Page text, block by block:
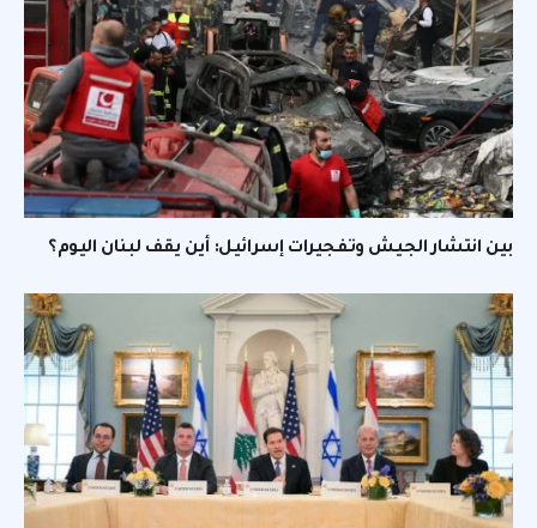
بين انتشار الجيش وتفجيرات إسرائيل: أين يقف لبنان اليوم؟